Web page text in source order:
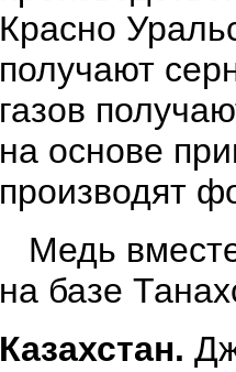
Красно
получают
газов
на основе
производят
Медь
на базе
Казахстан.